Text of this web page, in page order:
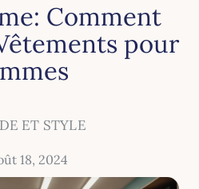
Comment
pour
ET STYLE
18, 2024